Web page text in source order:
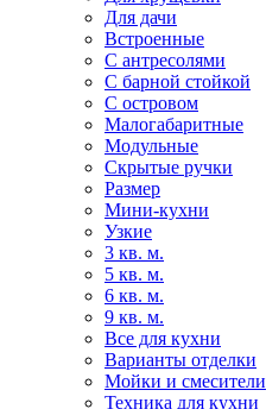
Для дачи
Встроенные
С антресолями
С барной стойкой
С островом
Малогабаритные
Модульные
Скрытые ручки
Размер
Мини-кухни
Узкие
3 кв. м.
5 кв. м.
6 кв. м.
9 кв. м.
Все для кухни
Варианты отделки
Мойки и смесители
Техника для кухни